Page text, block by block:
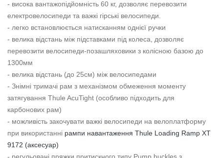
- висока вантажопідйомність 60 кг, дозволяє перевозити
електровелосипеди та важкі гірські велосипеди.
- легко встановлюється натисканням однієї ручки
- велика відстань між підставками під колеса, дозволяє
перевозити велосипеди-позашляховики з колісною базою до
1300мм
- велика відстань (до 25см) між велосипедами
- Знімні тримачі рам з механізмом обмеження моменту
затягування Thule AcuTight (особливо підходить для
карбонових рам)
- можливість закочувати важкі велосипеди на велоплатформу
при використанні рампи навантаження Thule Loading Ramp XT
9172 (аксесуар)